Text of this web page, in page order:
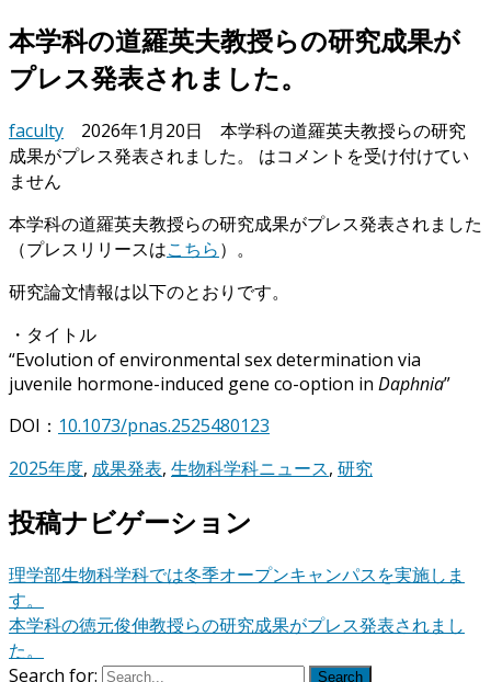
本学科の道羅英夫教授らの研究成果が
プレス発表されました。
faculty 2026年1月20日
本学科の道羅英夫教授らの研究
成果がプレス発表されました。 はコメントを受け付けてい
ません
本学科の道羅英夫教授らの研究成果がプレス発表されました
（プレスリリースはこちら）。
研究論文情報は以下のとおりです。
・タイトル
“Evolution of environmental sex determination via
juvenile hormone-induced gene co-option in Daphnia”
DOI： 10.1073/pnas.2525480123
2025年度, 成果発表, 生物科学科ニュース, 研究
投稿ナビゲーション
理学部生物科学科では冬季オープンキャンパスを実施しま
す。
本学科の徳元俊伸教授らの研究成果がプレス発表されまし
た。
Search for:
Search